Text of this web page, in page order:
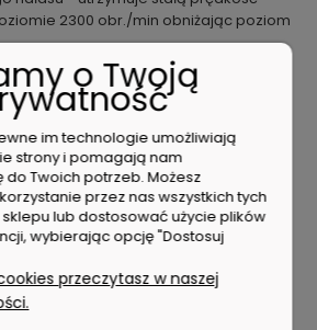
2300 obr./min obniżając poziom
regulacja wysokości koszenia
dźwigni
na wodę IPX4
z łatwym dostępem do panelu
głównym, włącznikiem trybu
oraz wskaźnikiem naładowania
wysokości uchwytu
poziomu naładowania
dla każdego z 4 akumulatorów
z aluminium
prędkości za pomocą dźwigni
o Twoją
im technologie umożliwiają
strony i pomagają nam
Twoich potrzeb. Możesz
przez nas wszystkich tych
lub dostosować użycie plików
wybierając opcję "Dostosuj
przeczytasz w naszej